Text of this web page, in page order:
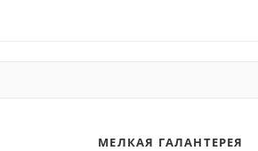
МЕЛКАЯ ГАЛАНТЕРЕЯ